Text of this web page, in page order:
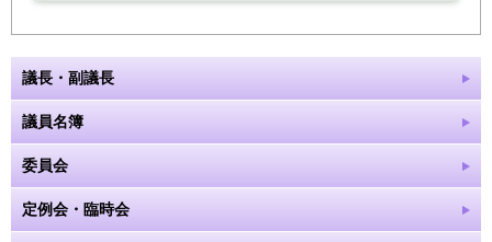
議長・副議長
議員名簿
委員会
定例会・臨時会